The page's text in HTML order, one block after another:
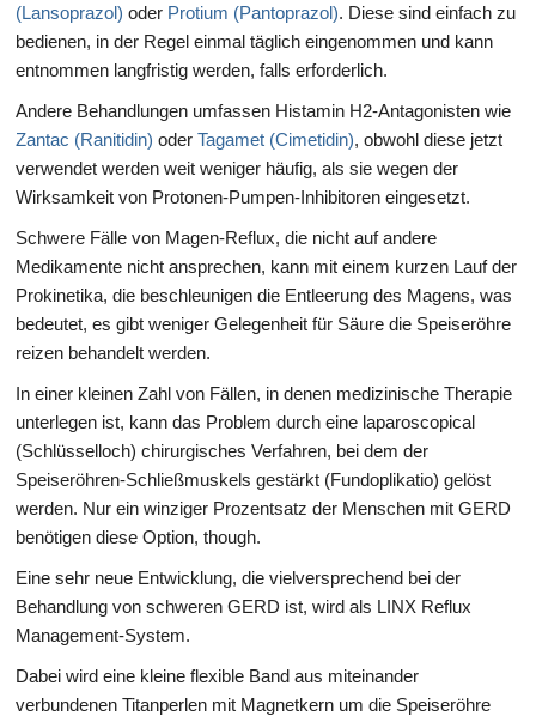
(Lansoprazol) oder Protium (Pantoprazol). Diese sind einfach zu
bedienen, in der Regel einmal täglich eingenommen und kann
entnommen langfristig werden, falls erforderlich.
Andere Behandlungen umfassen Histamin H2-Antagonisten wie
Zantac (Ranitidin) oder Tagamet (Cimetidin), obwohl diese jetzt
verwendet werden weit weniger häufig, als sie wegen der
Wirksamkeit von Protonen-Pumpen-Inhibitoren eingesetzt.
Schwere Fälle von Magen-Reflux, die nicht auf andere
Medikamente nicht ansprechen, kann mit einem kurzen Lauf der
Prokinetika, die beschleunigen die Entleerung des Magens, was
bedeutet, es gibt weniger Gelegenheit für Säure die Speiseröhre
reizen behandelt werden.
In einer kleinen Zahl von Fällen, in denen medizinische Therapie
unterlegen ist, kann das Problem durch eine laparoscopical
(Schlüsselloch) chirurgisches Verfahren, bei dem der
Speiseröhren-Schließmuskels gestärkt (Fundoplikatio) gelöst
werden. Nur ein winziger Prozentsatz der Menschen mit GERD
benötigen diese Option, though.
Eine sehr neue Entwicklung, die vielversprechend bei der
Behandlung von schweren GERD ist, wird als LINX Reflux
Management-System.
Dabei wird eine kleine flexible Band aus miteinander
verbundenen Titanperlen mit Magnetkern um die Speiseröhre